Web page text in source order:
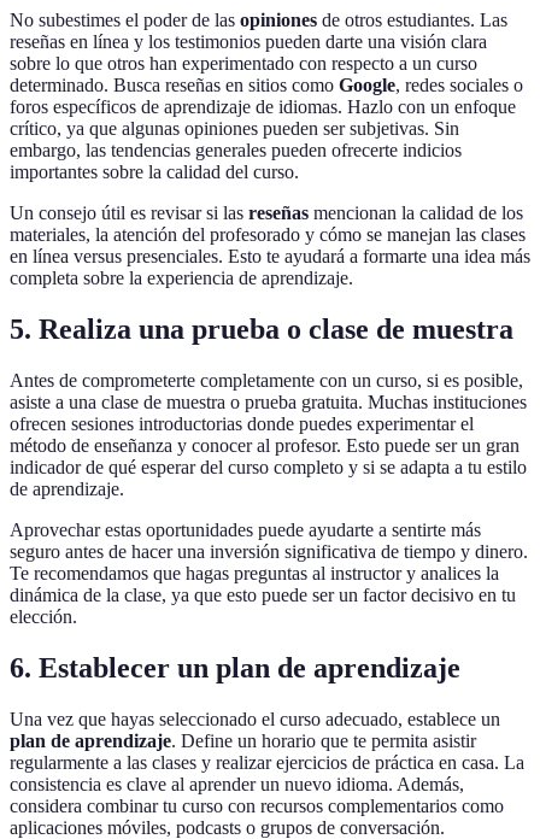
No subestimes el poder de las opiniones de otros estudiantes. Las
reseñas en línea y los testimonios pueden darte una visión clara
sobre lo que otros han experimentado con respecto a un curso
determinado. Busca reseñas en sitios como Google, redes sociales o
foros específicos de aprendizaje de idiomas. Hazlo con un enfoque
crítico, ya que algunas opiniones pueden ser subjetivas. Sin
embargo, las tendencias generales pueden ofrecerte indicios
importantes sobre la calidad del curso.
Un consejo útil es revisar si las reseñas mencionan la calidad de los
materiales, la atención del profesorado y cómo se manejan las clases
en línea versus presenciales. Esto te ayudará a formarte una idea más
completa sobre la experiencia de aprendizaje.
5. Realiza una prueba o clase de muestra
Antes de comprometerte completamente con un curso, si es posible,
asiste a una clase de muestra o prueba gratuita. Muchas instituciones
ofrecen sesiones introductorias donde puedes experimentar el
método de enseñanza y conocer al profesor. Esto puede ser un gran
indicador de qué esperar del curso completo y si se adapta a tu estilo
de aprendizaje.
Aprovechar estas oportunidades puede ayudarte a sentirte más
seguro antes de hacer una inversión significativa de tiempo y dinero.
Te recomendamos que hagas preguntas al instructor y analices la
dinámica de la clase, ya que esto puede ser un factor decisivo en tu
elección.
6. Establecer un plan de aprendizaje
Una vez que hayas seleccionado el curso adecuado, establece un
plan de aprendizaje. Define un horario que te permita asistir
regularmente a las clases y realizar ejercicios de práctica en casa. La
consistencia es clave al aprender un nuevo idioma. Además,
considera combinar tu curso con recursos complementarios como
aplicaciones móviles, podcasts o grupos de conversación.